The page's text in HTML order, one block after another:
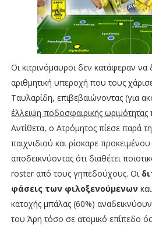
Οι κιτρινόμαυροι δεν κατάφεραν να
αριθμητική υπεροχή που τους
Ταυλαρίδη, επιβεβαιώνοντας (για
έλλειψη ποδοσφαιρικής ωριμότητας
Αντίθετα, ο Ατρόμητος πίεσε παρά
παιχνιδιού και ρίσκαρε
αποδεικνύοντας ότι διαθέτει
roster από τους γηπεδούχους. Οι
φάσεις των φιλοξενούμενων
κατοχής μπάλας (60%)
του Άρη τόσο σε ατομικό επίπεδο